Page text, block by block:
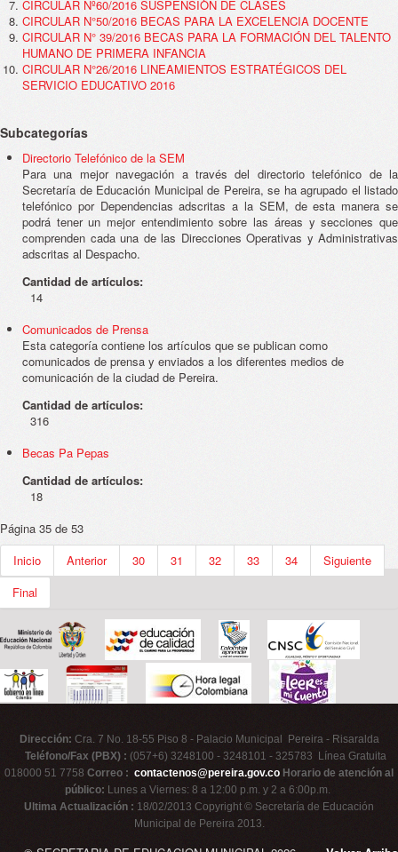
CIRCULAR Nº60/2016 SUSPENSIÒN DE CLASES
CIRCULAR N°50/2016 BECAS PARA LA EXCELENCIA DOCENTE
CIRCULAR N° 39/2016 BECAS PARA LA FORMACIÓN DEL TALENTO
HUMANO DE PRIMERA INFANCIA
CIRCULAR N°26/2016 LINEAMIENTOS ESTRATÉGICOS DEL
SERVICIO EDUCATIVO 2016
Subcategorías
Directorio Telefónico de la SEM
Para una mejor navegación a través del directorio telefónico de la
Secretaría de Educación Municipal de Pereira, se ha agrupado el listado
telefónico por Dependencias adscritas a la SEM, de esta manera se
podrá tener un mejor entendimiento sobre las áreas y secciones que
comprenden cada una de las Direcciones Operativas y Administrativas
adscritas al Despacho.
Cantidad de artículos:
14
Comunicados de Prensa
Esta categoría contiene los artículos que se publican como
comunicados de prensa y enviados a los diferentes medios de
comunicación de la ciudad de Pereira.
Cantidad de artículos:
316
Becas Pa Pepas
Cantidad de artículos:
18
Página 35 de 53
Inicio
Anterior 30 31 32 33 34
Siguiente
Final
Dirección: Cra. 7 No. 18-55 Piso 8 - Palacio Municipal Pereira - Risaralda
Teléfono/Fax (PBX) : (057+6) 3248100 - 3248101 - 325783 Línea Gratuita
018000 51 7758 Correo : contactenos@pereira.gov.co Horario de atención al
público: Lunes a Viernes: 8 a 12:00 p.m. y 2 a 6:00p.m.
Ultima Actualización : 18/02/2013 Copyright © Secretaría de Educación
Municipal de Pereira 2013.